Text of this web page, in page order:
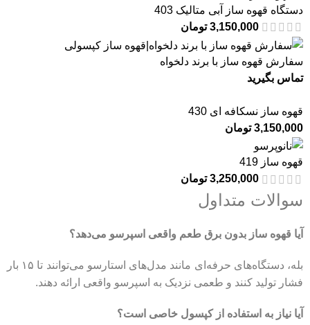
دستگاه قهوه ساز آبی متالیک 403
3,150,000 تومان
سفارش قهوه ساز با برند دلخواه
تماس بگیرید
قهوه ساز نسکافه ای 430
3,150,000 تومان
قهوه ساز 419
3,250,000 تومان
سوالات متداول
آیا قهوه ساز بدون برق طعم واقعی اسپرسو می‌دهد؟
بله، دستگاه‌های حرفه‌ای مانند مدل‌های استارسو می‌توانند تا ۱۵ بار
فشار تولید کنند و طعمی نزدیک به اسپرسو واقعی ارائه دهند.
آیا نیاز به استفاده از کپسول خاصی است؟